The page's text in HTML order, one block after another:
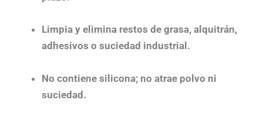
Limpia y elimina restos de grasa, alquitrán,
adhesivos o suciedad industrial.
No contiene silicona; no atrae polvo ni
suciedad.